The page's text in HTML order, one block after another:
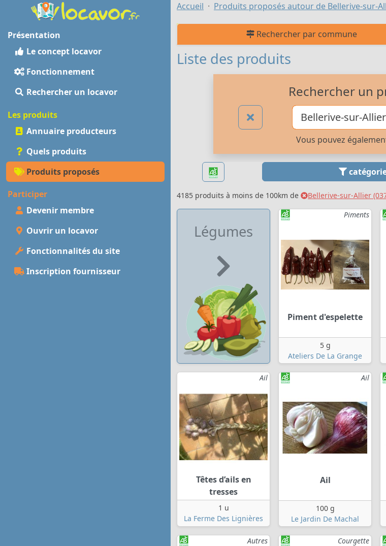
Présentation
Le concept locavor
Fonctionnement
Rechercher un locavor
Les produits
Annuaire producteurs
Quels produits
Produits proposés
Participer
Devenir membre
Ouvrir un locavor
Fonctionnalités du site
Inscription fournisseur
Accueil Produits proposés autour de Bellerive-sur-
Rechercher par commune
Liste des produits
Rechercher un
Vous pouvez
4185 produits à moins de 100km de Bellerive-sur-Allier
Légumes
Piments
Piment d'espelette
5 g
Ateliers De La Grange
Ail
Têtes d’ails en
tresses
1 u
La Ferme Des Lignières
Ail
Ail
100 g
Le Jardin De Machal
Autres Courgette